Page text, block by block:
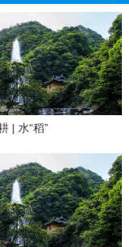
| 水“稻”